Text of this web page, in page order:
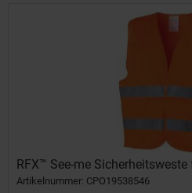
RFX™ See-me
Artikelnummer: CPO19538546